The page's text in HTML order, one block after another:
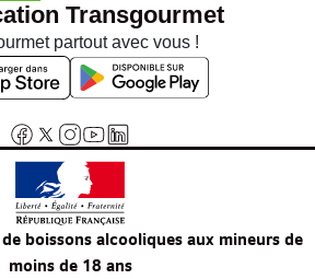
Transgourmet
partout avec vous !
boissons alcooliques aux mineurs de
moins de 18 ans